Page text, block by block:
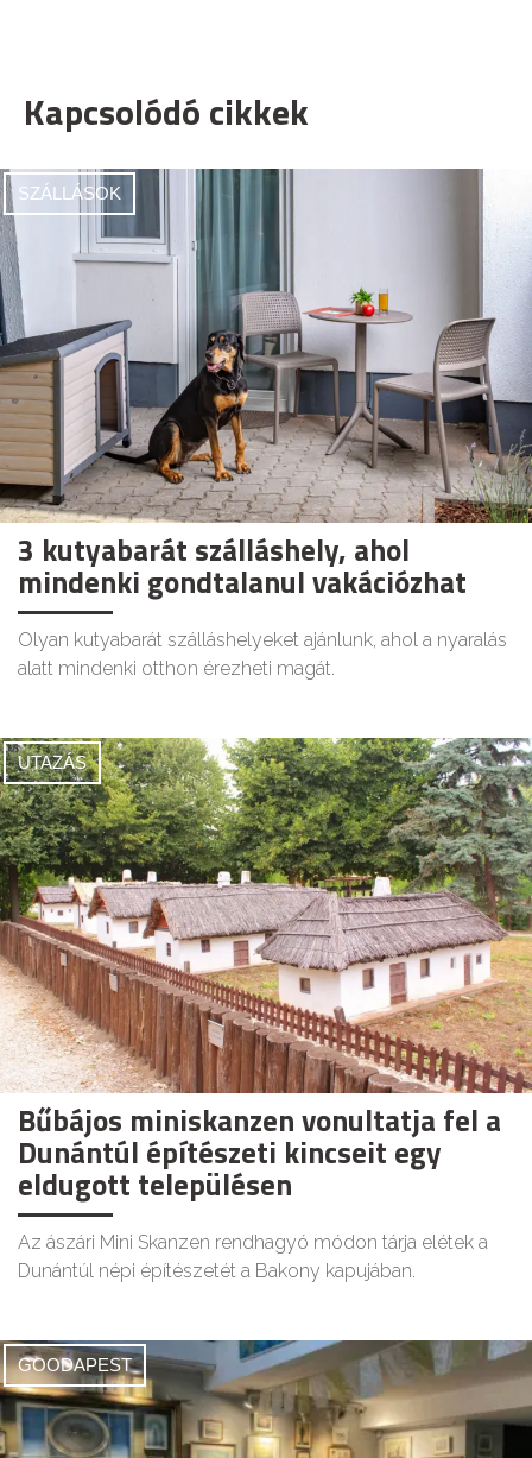
Kapcsolódó cikkek
SZÁLLÁSOK
3 kutyabarát szálláshely, ahol
mindenki gondtalanul vakációzhat
Olyan kutyabarát szálláshelyeket ajánlunk, ahol a nyaralás
alatt mindenki otthon érezheti magát.
UTAZÁS
Bűbájos miniskanzen vonultatja fel a
Dunántúl építészeti kincseit egy
eldugott településen
Az ászári Mini Skanzen rendhagyó módon tárja elétek a
Dunántúl népi építészetét a Bakony kapujában.
GOODAPEST